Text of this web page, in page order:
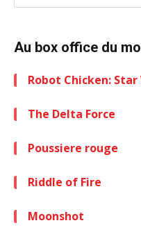
Au box office du
Robot Chicken: Star
The Delta Force
Poussiere rouge
Riddle of Fire
Moonshot